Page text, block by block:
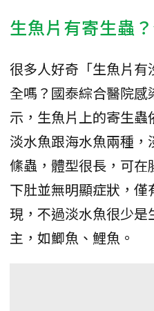
生魚片有寄生蟲
很多人好奇「生魚片
全嗎？國泰綜合醫院
示，生魚片上的寄生
淡水魚跟海水魚兩種
絛蟲，體型很長，可
下肚並無明顯症狀，
現，不過淡水魚很少
主，如鯽魚、鯉魚。